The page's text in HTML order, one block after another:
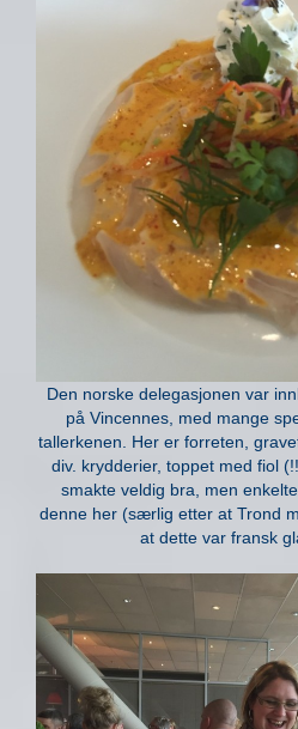
Den norske delegasjonen var
på Vincennes, med mange
tallerkenen. Her er forreten,
div. krydderier, toppet med fiol
smakte veldig bra, men
denne her (særlig etter at Trond
at dette var fransk